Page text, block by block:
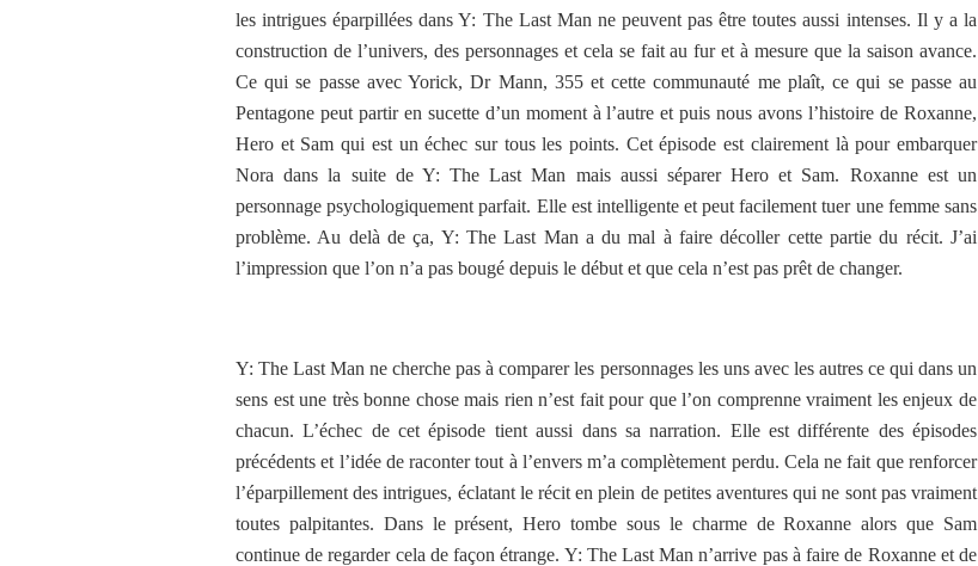
les intrigues éparpillées dans Y: The Last Man ne peuvent pas être toutes aussi intenses. Il y a la
construction de l’univers, des personnages et cela se fait au fur et à mesure que la saison avance.
Ce qui se passe avec Yorick, Dr Mann, 355 et cette communauté me plaît, ce qui se passe au
Pentagone peut partir en sucette d’un moment à l’autre et puis nous avons l’histoire de Roxanne,
Hero et Sam qui est un échec sur tous les points. Cet épisode est clairement là pour embarquer
Nora dans la suite de Y: The Last Man mais aussi séparer Hero et Sam. Roxanne est un
personnage psychologiquement parfait. Elle est intelligente et peut facilement tuer une femme sans
problème. Au delà de ça, Y: The Last Man a du mal à faire décoller cette partie du récit. J’ai
l’impression que l’on n’a pas bougé depuis le début et que cela n’est pas prêt de changer.
Y: The Last Man ne cherche pas à comparer les personnages les uns avec les autres ce qui dans un
sens est une très bonne chose mais rien n’est fait pour que l’on comprenne vraiment les enjeux de
chacun. L’échec de cet épisode tient aussi dans sa narration. Elle est différente des épisodes
précédents et l’idée de raconter tout à l’envers m’a complètement perdu. Cela ne fait que renforcer
l’éparpillement des intrigues, éclatant le récit en plein de petites aventures qui ne sont pas vraiment
toutes palpitantes. Dans le présent, Hero tombe sous le charme de Roxanne alors que Sam
continue de regarder cela de façon étrange. Y: The Last Man n’arrive pas à faire de Roxanne et de